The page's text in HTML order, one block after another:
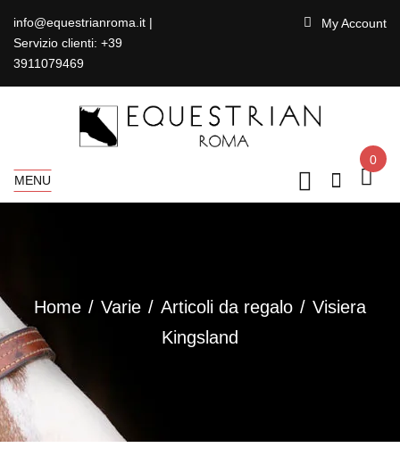
info@equestrianroma.it |
Servizio clienti: +39
3911079469
My Account
MENU
0
Home Varie Articoli da regalo
Visiera
Kingsland